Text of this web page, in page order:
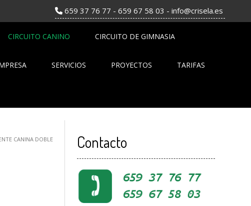
659 37 76 77 - 659 67 58 03 - info@crisela.es
CIRCUITO CANINO CIRCUITO DE GIMNASIA
SERVICIOS PROYECTOS TARIFAS
CANINA DOBLE Contacto